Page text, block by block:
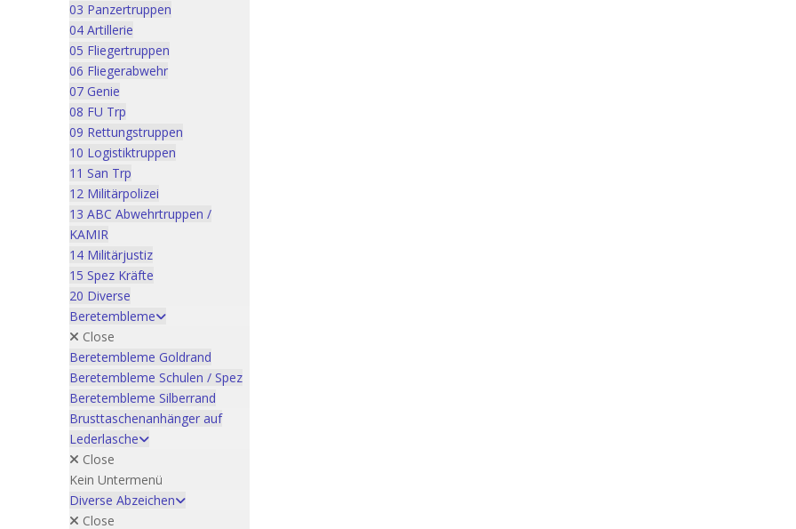
03 Panzertruppen
04 Artillerie
05 Fliegertruppen
06 Fliegerabwehr
07 Genie
08 FU Trp
09 Rettungstruppen
10 Logistiktruppen
11 San Trp
12 Militärpolizei
13 ABC Abwehrtruppen /
KAMIR
14 Militärjustiz
15 Spez Kräfte
20 Diverse
Beretembleme
Close
Beretembleme Goldrand
Beretembleme Schulen / Spez
Beretembleme Silberrand
Brusttaschenanhänger auf
Lederlasche
Close
Kein Untermenü
Diverse Abzeichen
Close